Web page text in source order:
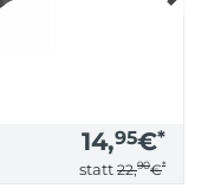
14,95€*
statt 22,90€*